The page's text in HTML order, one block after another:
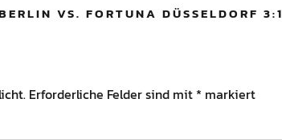
VS. FORTUNA DÜSSELDORF 3:1
Erforderliche Felder sind mit * markiert